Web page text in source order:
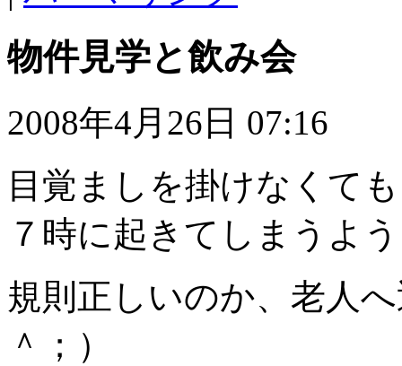
物件見学と飲み会
2008年4月26日 07:16
目覚ましを掛けなくて
７時に起きてしまうよ
規則正しいのか、老人
＾；）